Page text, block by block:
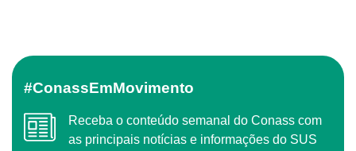
#ConassEmMovimento
Receba o conteúdo semanal do Conass com
as principais notícias e informações do SUS